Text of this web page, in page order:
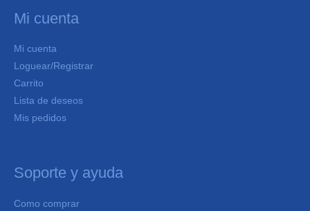
Mi cuenta
Mi cuenta
Loguear/Registrar
Carrito
Lista de deseos
Mis pedidos
Soporte y ayuda
Como comprar